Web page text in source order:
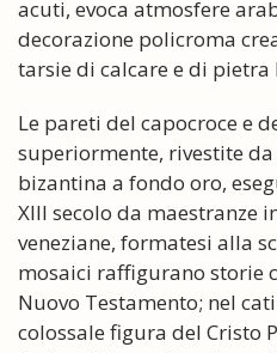
acuti, evoca atmosfere
decorazione policroma
tarsie di calcare e di pietra
Le pareti del capocroce e
superiormente, rivestite
bizantina a fondo oro,
XIII secolo da maestranze
veneziane, formatesi alla
mosaici raffigurano storie
Nuovo Testamento; nel
colossale figura del Cristo